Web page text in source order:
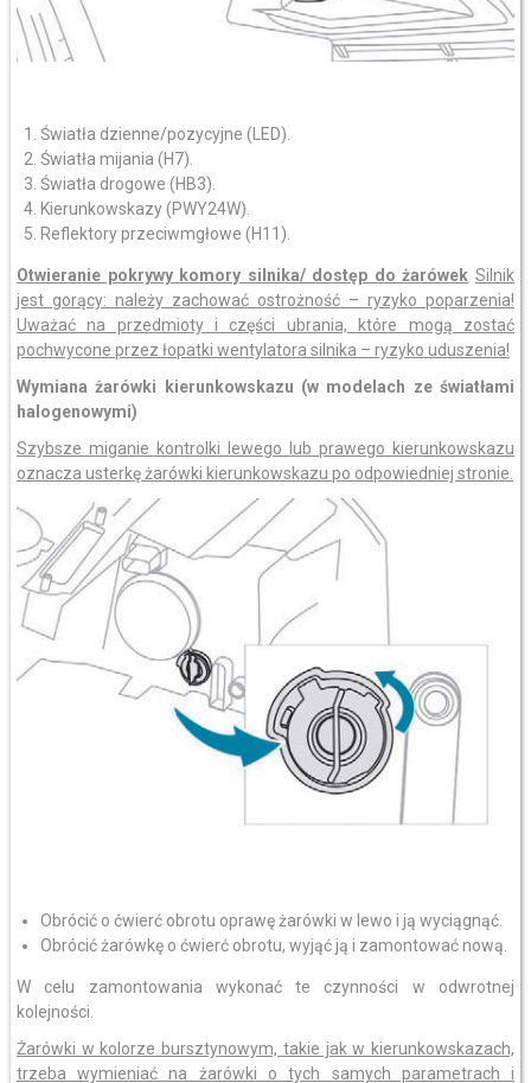
Światła dzienne/pozycyjne (LED).
Światła mijania (H7).
Światła drogowe (HB3).
Kierunkowskazy (PWY24W).
Reflektory przeciwmgłowe (H11).
Otwieranie pokrywy komory silnika/ dostęp do żarówek Silnik
jest gorący: należy zachować ostrożność – ryzyko poparzenia!
Uważać na przedmioty i części ubrania, które mogą zostać
pochwycone przez łopatki wentylatora silnika – ryzyko uduszenia!
Wymiana żarówki kierunkowskazu (w modelach ze światłami
halogenowymi)
Szybsze miganie kontrolki lewego lub prawego kierunkowskazu
oznacza usterkę żarówki kierunkowskazu po odpowiedniej stronie.
Obrócić o ćwierć obrotu oprawę żarówki w lewo i ją wyciągnąć.
Obrócić żarówkę o ćwierć obrotu, wyjąć ją i zamontować nową.
W celu zamontowania wykonać te czynności w odwrotnej
kolejności.
Żarówki w kolorze bursztynowym, takie jak w kierunkowskazach,
trzeba wymieniać na żarówki o tych samych parametrach i